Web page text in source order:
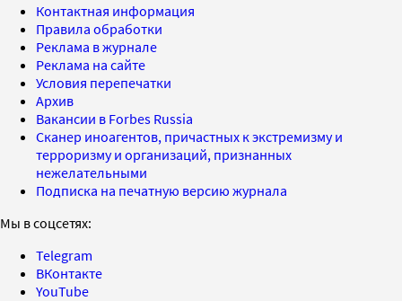
Контактная информация
Правила обработки
Реклама в журнале
Реклама на сайте
Условия перепечатки
Архив
Вакансии в Forbes Russia
Сканер иноагентов, причастных к экстремизму и
терроризму и организаций, признанных
нежелательными
Подписка на печатную версию журнала
Мы в соцсетях:
Telegram
ВКонтакте
YouTube